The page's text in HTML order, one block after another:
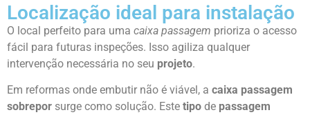
Localização ideal para instalação
O local perfeito para uma caixa passagem prioriza o acesso
fácil para futuras inspeções. Isso agiliza qualquer
intervenção necessária no seu projeto.
Em reformas onde embutir não é viável, a caixa passagem
sobrepor surge como solução. Este tipo de passagem